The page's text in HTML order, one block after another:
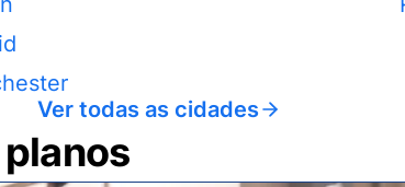
Ver todas as cidades